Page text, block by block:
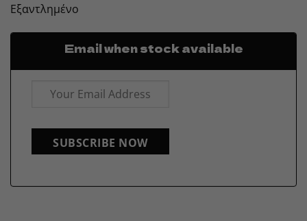
Εξαντλημένο
Email when stock available
SUBSCRIBE NOW